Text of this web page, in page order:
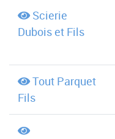
Scierie
Dubois et Fils
Tout Parquet
Fils